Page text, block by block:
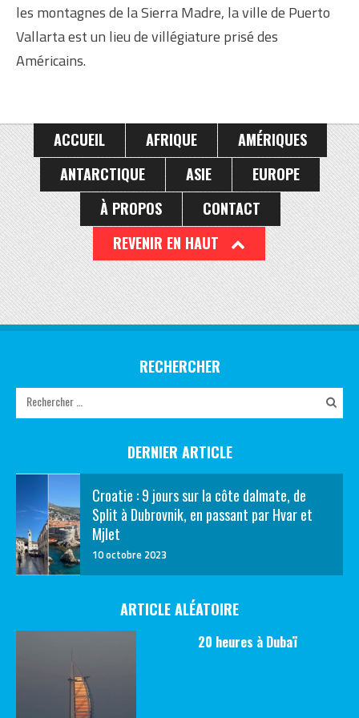
les montagnes de la Sierra Madre, la ville de Puerto
Vallarta est un lieu de villégiature prisé des
Américains.
ACCUEIL AFRIQUE
AMÉRIQUES
ANTARCTIQUE
ASIE
EUROPE
À PROPOS
CONTACT
REVENIR EN HAUT
RECHERCHER
DERNIER ARTICLE
Croatie : 9 jours sur la côte dalmate, de
Split à Dubrovnik, en passant par Hvar et
Mjlet
10 octobre 2023
ARTICLE ALÉATOIRE
20 heures à Dubaï